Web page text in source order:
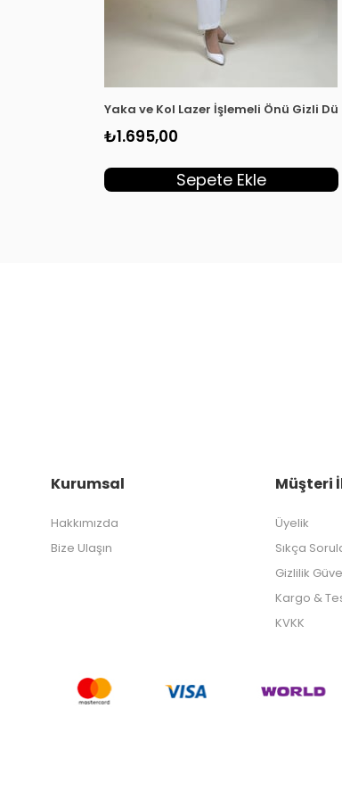
Yaka ve Kol Lazer İşlemeli Önü Gizli
₺1.695,00
Sepete Ekle
Kurumsal
Hakkımızda
Bize Ulaşın
Müşteri
Üyelik
Sıkça
Gizlilik
Kargo &
KVKK